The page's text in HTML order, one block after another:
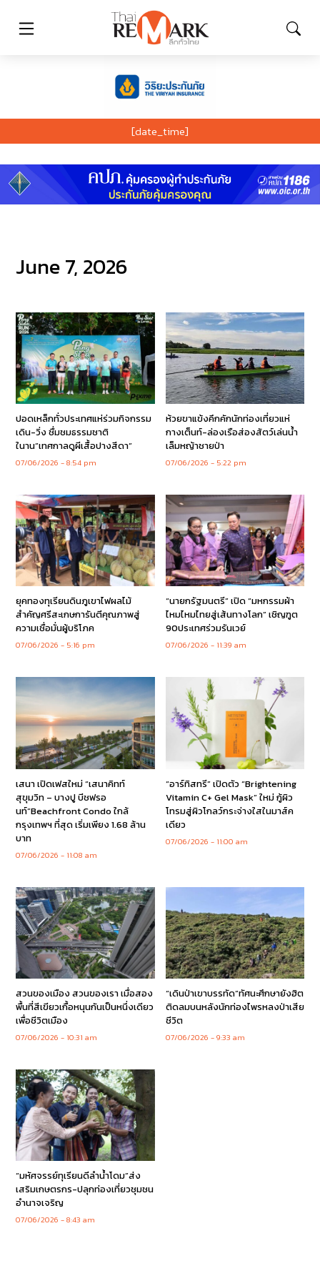
[date_time]
June 7, 2026
ปอดเหล็กทั่วประเทศแห่ร่วมกิจกรรม
เดิน-วิ่ง ชื่มชมธรรมชาติ
ในาน”เทศกาลดูผีเสื้อปางสีดา”
07/06/2026 8:54 pm
ห้วยขาแข้งคึกคักนักท่องเที่ยวแห่
กางเต็นท์-ล่องเรือส่องสัตว์เล่นน้ำ
เล็มหญ้าชายป่า
07/06/2026 5:22 pm
ยุคทองทุเรียนดินภูเขาไฟผลไม้
สำคัญศรีสะเกษการันตีคุณภาพสู่
ความเชื่อมั่นผู้บริโภค
07/06/2026 5:16 pm
“นายกรัฐมนตรี” เปิด “มหกรรมผ้า
ไหมไหมไทยสู่เส้นทางโลก” เชิญฑูต
90ประเทศร่วมรันเวย์
07/06/2026 11:39 am
เสนา เปิดเฟสใหม่ “เสนาคิทท์
สุขุมวิท – บางปู บีชฟรอ
นท์”Beachfront Condo ใกล้
กรุงเทพฯ ที่สุด เริ่มเพียง 1.68 ล้าน
บาท
07/06/2026 11:08 am
“อาร์ทิสทรี” เปิดตัว “Brightening
Vitamin C+ Gel Mask” ใหม่ กู้ผิว
โทรมสู่ผิวโกลว์กระจ่างใสในมาส์ค
เดียว
07/06/2026 11:00 am
สวนของเมือง สวนของเรา เมื่อสอง
พื้นที่สีเขียวเกื้อหนุนกันเป็นหนึ่งเดียว
เพื่อชีวิตเมือง
07/06/2026 10:31 am
“เดินป่าเขาบรรทัด”ทัศนะศึกษายังฮิต
ติดลมบนหลังนักท่องไพรหลงป่าเสีย
ชีวิต
07/06/2026 9:33 am
“มหัศจรรย์ทุเรียนดีลำน้ำโดม”ส่ง
เสริมเกษตรกร-ปลุกท่องเที่ยวชุมชน
อำนาจเจริญ
07/06/2026 8:43 am